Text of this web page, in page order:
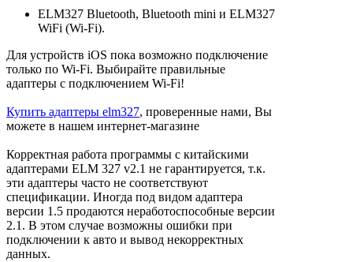
ELM327 Bluetooth, Bluetooth mini и ELM327
WiFi (Wi-Fi).
Для устройств iOS пока возможно подключение
только по Wi-Fi. Выбирайте правильные
адаптеры с подключением Wi-Fi!
Купить адаптеры elm327, проверенные нами, Вы
можете в нашем интернет-магазине
Корректная работа программы с китайскими
адаптерами ELM 327 v2.1 не гарантируется, т.к.
эти адаптеры часто не соответствуют
спецификации. Иногда под видом адаптера
версии 1.5 продаются неработоспособные версии
2.1. В этом случае возможны ошибки при
подключении к авто и вывод некорректных
данных.